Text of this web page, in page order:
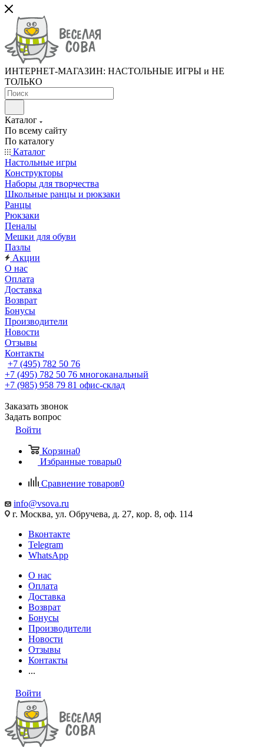
ИНТЕРНЕТ-МАГАЗИН: НАСТОЛЬНЫЕ ИГРЫ и НЕ
ТОЛЬКО
Каталог
По всему сайту
По каталогу
Каталог
Настольные игры
Конструкторы
Наборы для творчества
Школьные ранцы и рюкзаки
Ранцы
Рюкзаки
Пеналы
Мешки для обуви
Пазлы
Акции
О нас
Оплата
Доставка
Возврат
Бонусы
Производители
Новости
Отзывы
Контакты
+7 (495) 782 50 76
+7 (495) 782 50 76 многоканальный
+7 (985) 958 79 81 офис-склад
Заказать звонок
Задать вопрос
Войти
Корзина0
Избранные товары0
Сравнение товаров0
info@vsova.ru
г. Москва, ул. Обручева, д. 27, кор. 8, оф. 114
Вконтакте
Telegram
WhatsApp
О нас
Оплата
Доставка
Возврат
Бонусы
Производители
Новости
Отзывы
Контакты
...
Войти